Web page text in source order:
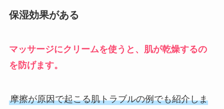
保湿効果がある
マッサージにクリームを使うと、肌が乾燥するの
を防げます。
摩擦が原因で起こる肌トラブルの例でも紹介しま